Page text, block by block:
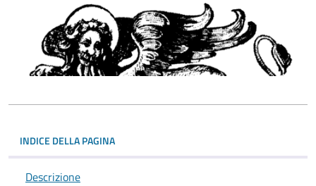
INDICE DELLA PAGINA
Descrizione